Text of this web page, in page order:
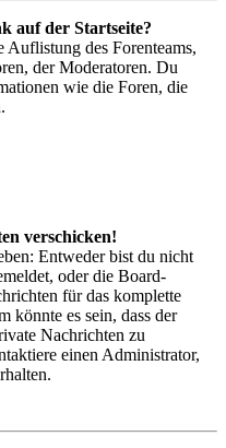
auf der Startseite?
Auflistung des Forenteams,
der Moderatoren. Du
wie die Foren, die
verschicken!
Entweder bist du nicht
oder die Board-
für das komplette
könnte es sein, dass der
Nachrichten zu
einen Administrator,